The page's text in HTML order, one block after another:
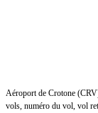
Aéroport de Crotone
vols, numéro du vol, vol